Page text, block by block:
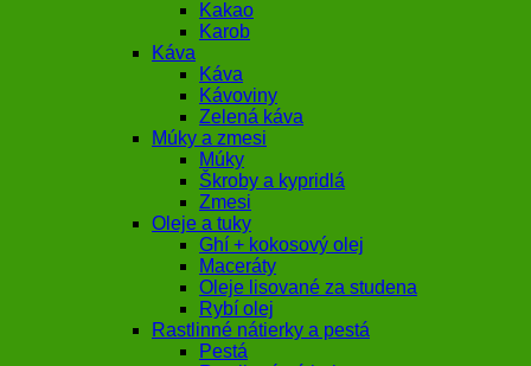
Kakao
Karob
Káva
Káva
Kávoviny
Zelená káva
Múky a zmesi
Múky
Škroby a kypridlá
Zmesi
Oleje a tuky
Ghí + kokosový olej
Maceráty
Oleje lisované za studena
Rybí olej
Rastlinné nátierky a pestá
Pestá